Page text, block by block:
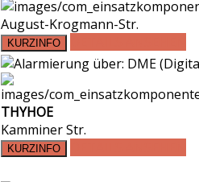
August-Krogmann-Str.
THYHOE
Kamminer Str.